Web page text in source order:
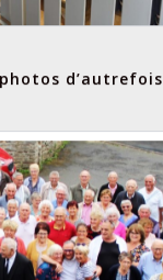
d’autrefois